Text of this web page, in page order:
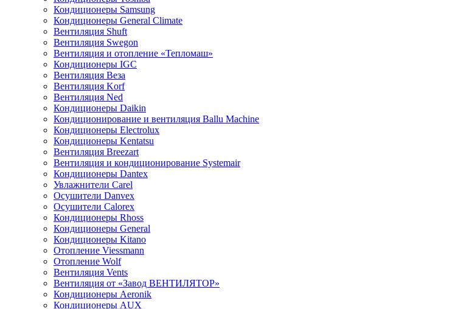
Кондиционеры Samsung
Кондиционеры General Climate
Вентиляция Shuft
Вентиляция Swegon
Вентиляция и отопление «Тепломаш»
Кондиционеры IGC
Вентиляция Веза
Вентиляция Korf
Вентиляция Ned
Кондиционеры Daikin
Кондиционирование и вентиляция Ballu Machine
Кондиционеры Electrolux
Кондиционеры Kentatsu
Вентиляция Breezart
Вентиляция и кондиционирование Systemair
Кондиционеры Dantex
Увлажнители Carel
Осушители Danvex
Осушители Calorex
Кондиционеры Rhoss
Кондиционеры General
Кондиционеры Kitano
Отопление Viessmann
Отопление Wolf
Вентиляция Vents
Вентиляция от «Завод ВЕНТИЛЯТОР»
Кондиционеры Aeronik
Кондиционеры AUX